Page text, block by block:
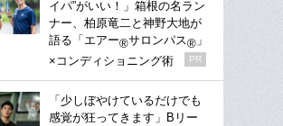
イパ”がいい！」箱根の名ラン
ナー、柏原竜二と神野大地が
語る「エアー®サロンパス® 」
×コンディショニング術
PR
「少しぼやけているだけでも
感覚が狂ってきます」Bリー